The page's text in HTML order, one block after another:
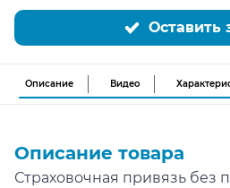
Оставить
Описание Видео
Описание товара
Страховочная привязь без